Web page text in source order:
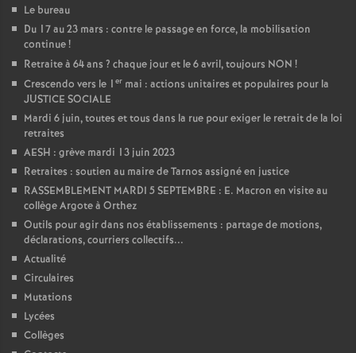
Le bureau
Du 17 au 23 mars : contre le passage en force, la mobilisation
continue!
Retraite à 64 ans ? chaque jour et le 6 avril, toujours NON !
Crescendo vers le 1 er mai : actions unitaires et populaires pour la
JUSTICE SOCIALE
Mardi 6 juin, toutes et tous dans la rue pour exiger le retrait de la loi
retraites
AESH : grève mardi 13 juin 2023
Retraites : soutien au maire de Tarnos assigné en justice
RASSEMBLEMENT MARDI 5 SEPTEMBRE : E. Macron en visite au
collège Argote à Orthez
Outils pour agir dans nos établissements : partage de motions,
déclarations, courriers collectifs...
Actualité
Circulaires
Mutations
Lycées
Collèges